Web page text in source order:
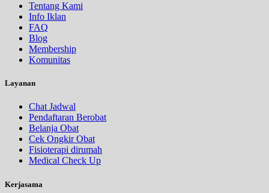
Tentang Kami
Info Iklan
FAQ
Blog
Membership
Komunitas
Layanan
Chat Jadwal
Pendaftaran Berobat
Belanja Obat
Cek Ongkir Obat
Fisioterapi dirumah
Medical Check Up
Kerjasama